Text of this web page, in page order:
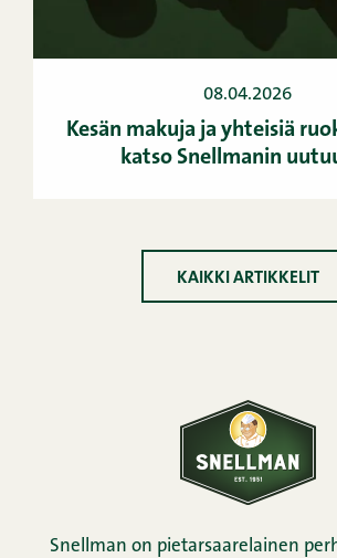
08.04.2026
Kesän makuja ja yhteisiä
katso Snellmanin
KAIKKI ARTIKKELIT
Snellman on pietarsaarelainen